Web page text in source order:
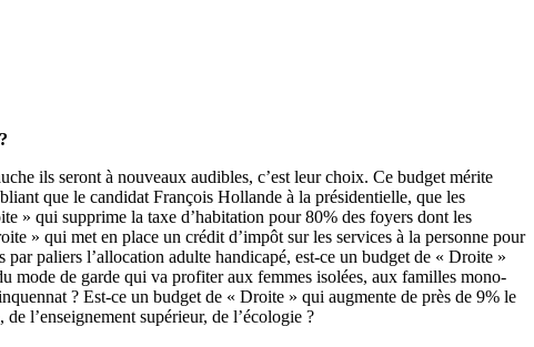
ils seront à nouveaux audibles, c’est leur choix. Ce budget mérite
que le candidat François Hollande à la présidentielle, que les
» qui supprime la taxe d’habitation pour 80% des foyers dont les
» qui met en place un crédit d’impôt sur les services à la personne pour
paliers l’allocation adulte handicapé, est-ce un budget de « Droite »
mode de garde qui va profiter aux femmes isolées, aux familles mono-
? Est-ce un budget de « Droite » qui augmente de près de 9% le
l’enseignement supérieur, de l’écologie ?